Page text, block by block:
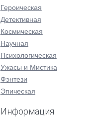
Героическая
Детективная
Космическая
Научная
Психологическая
Ужасы и Мистика
Фэнтези
Эпическая
Информация